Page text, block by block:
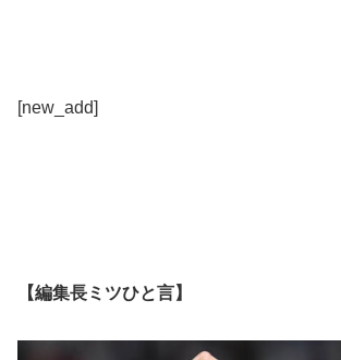
[new_add]
【編集長ミツひと言】